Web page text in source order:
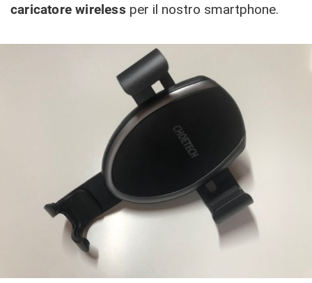
caricatore wireless per il nostro smartphone.